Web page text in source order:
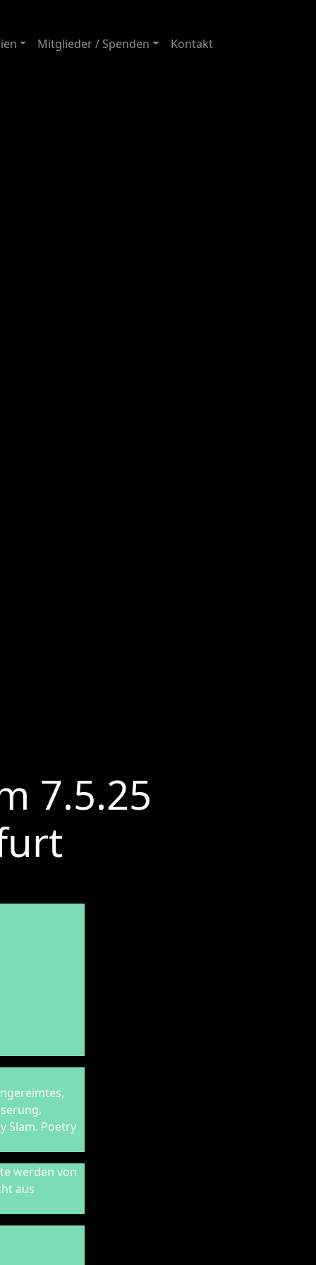
Mitglieder / Spenden Kontakt
7.5.25
Slam. Poetry
werden von
aus